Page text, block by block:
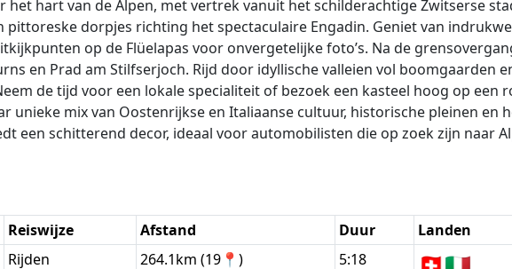
hart van de Alpen, met vertrek vanuit het schilderachtige Zwitserse
dorpjes richting het spectaculaire Engadin. Geniet van
op de Flüelapas voor onvergetelijke foto’s. Na de
en Prad am Stilfserjoch. Rijd door idyllische valleien vol boomgaarden
de tijd voor een lokale specialiteit of bezoek een kasteel hoog op een
unieke mix van Oostenrijkse en Italiaanse cultuur, historische pleinen en
een schitterend decor, ideaal voor automobilisten die op zoek zijn naar
Reiswijze Afstand Duur Landen
Rijden 264.1km (19📍) 5:18